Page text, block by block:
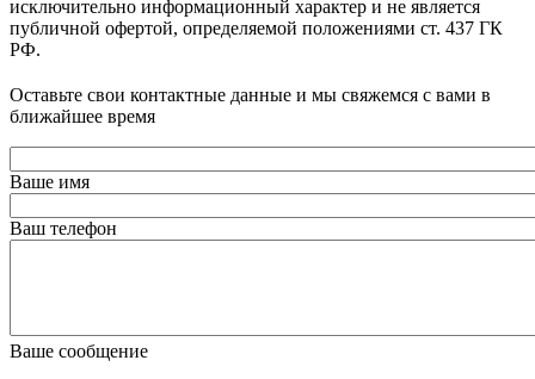
исключительно информационный характер и не является
публичной офертой, определяемой положениями ст. 437 ГК
РФ.
Оставьте свои контактные данные и мы свяжемся с вами в
ближайшее время
Ваше имя
Ваш телефон
Ваше сообщение